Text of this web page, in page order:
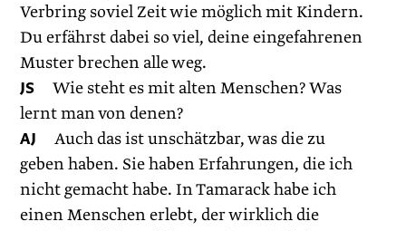
Verbring soviel Zeit wie möglich mit Kindern.
Du erfährst dabei so viel, deine eingefahrenen
Muster brechen alle weg.
JSWie steht es mit alten Menschen? Was
lernt man von denen?
AJ Auch das ist unschätzbar, was die zu
geben haben. Sie haben Erfahrungen, die ich
nicht gemacht habe. In Tamarack habe ich
einen Menschen erlebt, der wirklich die